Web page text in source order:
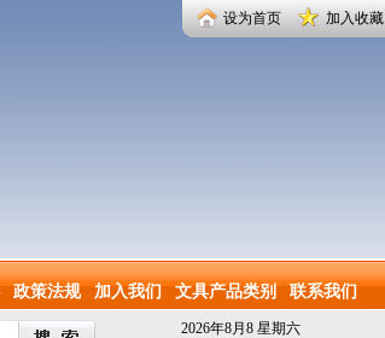
设为首页 加入收藏
政策法规 加入我们 文具产品类别 联系我们
2026年8月8 星期六